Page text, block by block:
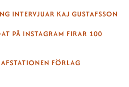
INTERVJUAR KAJ GUSTAFSSON
PÅ INSTAGRAM FIRAR 100
FÖRLAG